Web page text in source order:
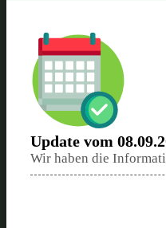
Update vom
Wir haben die